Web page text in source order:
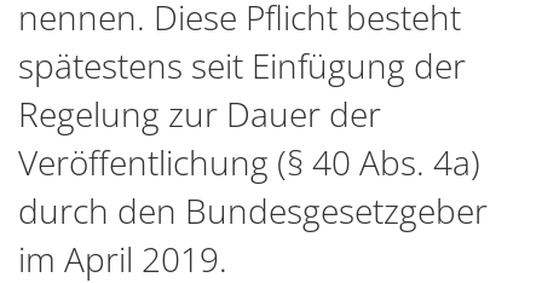
nennen. Diese Pflicht besteht
spätestens seit Einfügung der
Regelung zur Dauer der
Veröffentlichung (§ 40 Abs. 4a)
durch den Bundesgesetzgeber
im April 2019.